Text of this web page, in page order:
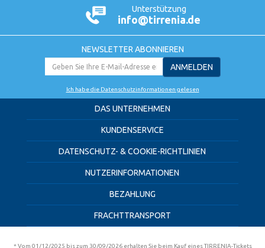
Unterstützung
info@tirrenia.de
NEWSLETTER ABONNIEREN
ANMELDEN
Ich habe die Datenschutzinformationen gelesen
DAS UNTERNEHMEN
KUNDENSERVICE
DATENSCHUTZ- & COOKIE-RICHTLINIEN
NUTZERINFORMATIONEN
BEZAHLUNG
FRACHTTRANSPORT
* Vom 01/12/2025 bis zum 30/09/2026 erhalten Sie beim Kauf eines TIRRENIA-Tickets